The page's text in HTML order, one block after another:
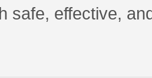
safe, effective,